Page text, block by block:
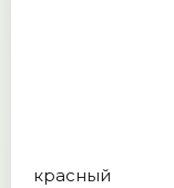
красный